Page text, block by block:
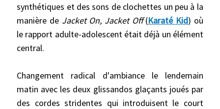
synthétiques et des sons de clochettes un peu à la
manière de Jacket On, Jacket Off(Karaté Kid) où
le rapport adulte-adolescent était déjà un élément
central.
Changement radical d'ambiance le lendemain
matin avec les deux glissandos glaçants joués par
des cordes stridentes qui introduisent le court